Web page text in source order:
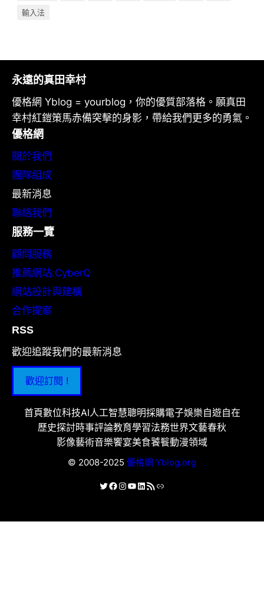
輸入法
永遠的真田幸村
優格網 Yblog = yourblog，你的優質部落格。願真田
幸村紅鎧策馬赤備突擊的身影，帶給我們更多的勇氣。
優格網
關於我們
團隊組成
最新消息
聯絡我們
服務一覽
顧問服務
推薦網站:CyberQ
網站設計與建構
合作提案
RSS
歡迎追蹤我們的最新消息
歡迎訂閱 !
首頁數位科技AI人工智慧聰明採購電子娛樂自遊自在
歷史探討時事評論教育學習法務世界文藝春秋
影像藝術音樂饗宴美食饕餮動漫領域
© 2008-2025 優格網 Yblog.org
X Facebook
Instagram
YouTube
LinkedIn
RSS 資訊提供連結